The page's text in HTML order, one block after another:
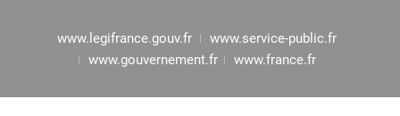
www.legifrance.gouv.fr
www.service-public.fr
www.gouvernement.fr
www.france.fr